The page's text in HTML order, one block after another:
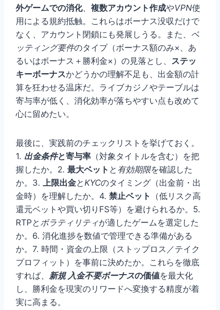
外ゲームでの消化、 複数アカウント作成やVPN使
用による規約抵触。これらはボーナス没収だけで
なく、アカウント閉鎖にも発展しうる。また、 ベ
ッティング要件のタイプ（ボーナス額のみ×、あ
るいはボーナス＋勝利金×）の見落とし、 ステッ
キーボーナスかどうかの理解不足も、出金額の計
算を狂わせる温床だ。ライブカジノやテーブルは
寄与率が低く、消化効率が落ちやすい点も改めて
心に留めたい。
最後に、実践前のチェックリストを挙げておく。
1. 出金条件と寄与率 （対象タイトルを含む）を把
握したか。2. 最大ベット と 有効期限を確認した
か。3.
上限出金と KYCのタイミング（出金前・出
金時）を理解したか。4. 禁止ベット
（低リスク高
還元ベットや買い切りFS等）を避けられるか。5.
RTPと ボラティリティが適したゲームを選定した
か。6. 消化進捗を数値で管理できる準備がある
か。7. 時間・資金の上限（ストップロス／テイク
プロフィット）を事前に決めたか。これらを徹底
すれば、 新規 入金不要ボーナスの価値を最大化
し、勝利金を現実のリワードへ変換する精度が着
実に高まる。